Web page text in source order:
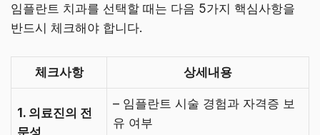
임플란트 치과를 선택할 때는 다음 5가지 핵심사항을
반드시 체크해야 합니다.
체크사항 상세내용
1. 의료진의 전
문성
– 임플란트 시술 경험과 자격증 보
유 여부